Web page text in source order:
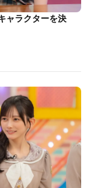
ャラクターを決